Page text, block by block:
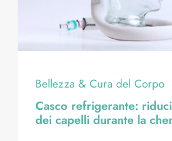
Bellezza & Cura del Corpo
Casco refrigerante:
dei capelli durante la